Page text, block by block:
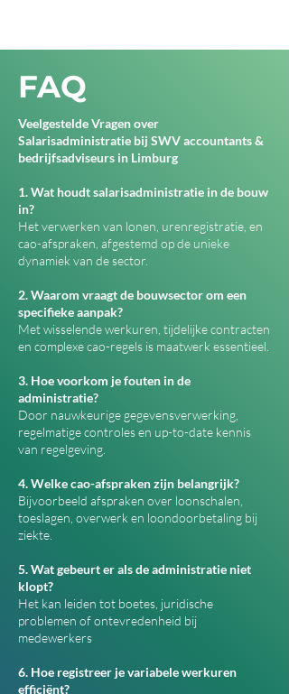
FAQ
Veelgestelde Vragen over
Salarisadministratie bij SWV accountants &
bedrijfsadviseurs in Limburg
1. Wat houdt salarisadministratie in de bouw
in?
Het verwerken van lonen, urenregistratie, en
cao-afspraken, afgestemd op de unieke
dynamiek van de sector.
2. Waarom vraagt de bouwsector om een
specifieke aanpak?
Met wisselende werkuren, tijdelijke contracten
en complexe cao-regels is maatwerk essentieel.
3. Hoe voorkom je fouten in de
administratie?
Door nauwkeurige gegevensverwerking,
regelmatige controles en up-to-date kennis
van regelgeving.
4. Welke cao-afspraken zijn belangrijk?
Bijvoorbeeld afspraken over loonschalen,
toeslagen, overwerk en loondoorbetaling bij
ziekte.
5. Wat gebeurt er als de administratie niet
klopt?
Het kan leiden tot boetes, juridische
problemen of ontevredenheid bij
medewerkers
6. Hoe registreer je variabele werkuren
efficiënt?